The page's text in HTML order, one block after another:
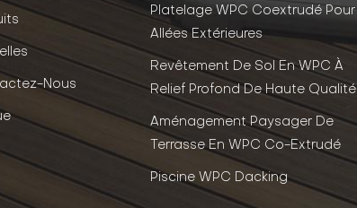
Nous
Platelage WPC Coextrudé Pour
Allées Extérieures
Revêtement De Sol En WPC À
Relief Profond De Haute Qualité
Aménagement Paysager De
Terrasse En WPC Co-Extrudé
Piscine WPC Dacking